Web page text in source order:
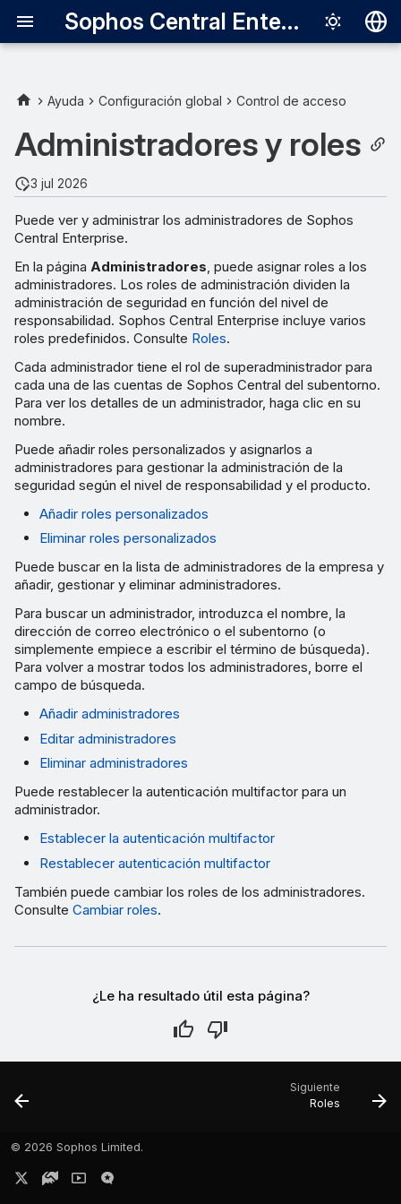
Sophos Central Enterprise
English
Español
Français
Italiano
日本語
한국어
Português
中文（繁體）
Ayuda Configuración global Control de acceso
Administradores y roles
3 jul 2026
Puede ver y administrar los administradores de Sophos
Central Enterprise.
En la página Administradores , puede asignar roles a los
administradores. Los roles de administración dividen la
administración de seguridad en función del nivel de
responsabilidad. Sophos Central Enterprise incluye varios
roles predefinidos. Consulte Roles.
Cada administrador tiene el rol de superadministrador para
cada una de las cuentas de Sophos Central del subentorno.
Para ver los detalles de un administrador, haga clic en su
nombre.
Puede añadir roles personalizados y asignarlos a
administradores para gestionar la administración de la
seguridad según el nivel de responsabilidad y el producto.
Añadir roles personalizados
Eliminar roles personalizados
Puede buscar en la lista de administradores de la empresa y
añadir, gestionar y eliminar administradores.
Para buscar un administrador, introduzca el nombre, la
dirección de correo electrónico o el subentorno (o
simplemente empiece a escribir el término de búsqueda).
Para volver a mostrar todos los administradores, borre el
campo de búsqueda.
Añadir administradores
Editar administradores
Eliminar administradores
Puede restablecer la autenticación multifactor para un
administrador.
Establecer la autenticación multifactor
Restablecer autenticación multifactor
También puede cambiar los roles de los administradores.
Consulte Cambiar roles.
¿Le ha resultado útil esta página?
Siguiente
Roles
© 2026 Sophos Limited.